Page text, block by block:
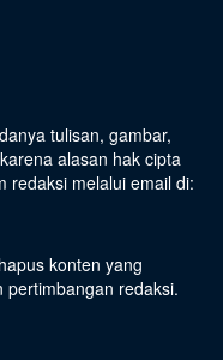
tulisan, gambar,
alasan hak cipta
redaksi melalui email di:
konten yang
pertimbangan redaksi.